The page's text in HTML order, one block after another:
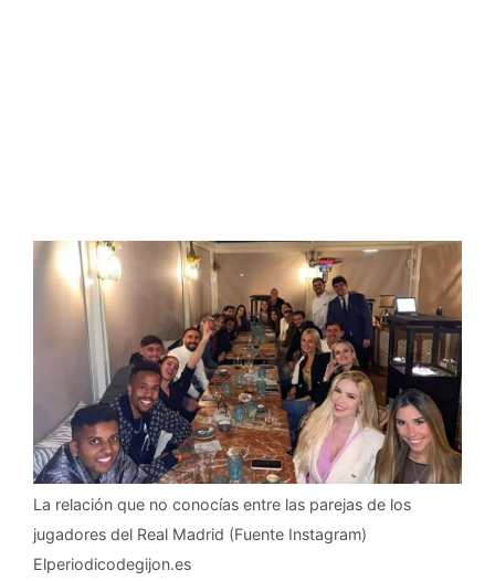
La relación que no conocías entre las parejas de los
jugadores del Real Madrid (Fuente Instagram)
Elperiodicodegijon.es